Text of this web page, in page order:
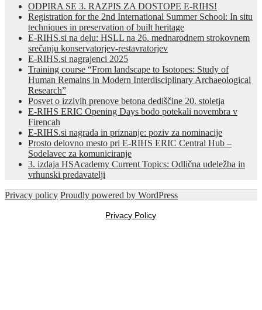
ODPIRA SE 3. RAZPIS ZA DOSTOPE E-RIHS!
Registration for the 2nd International Summer School: In situ
techniques in preservation of built heritage
E-RIHS.si na delu: HSLL na 26. mednarodnem strokovnem
srečanju konservatorjev-restavratorjev
E-RIHS.si nagrajenci 2025
Training course “From landscape to Isotopes: Study of
Human Remains in Modern Interdisciplinary Archaeological
Research”
Posvet o izzivih prenove betona dediščine 20. stoletja
E-RIHS ERIC Opening Days bodo potekali novembra v
Firencah
E-RIHS.si nagrada in priznanje: poziv za nominacije
Prosto delovno mesto pri E-RIHS ERIC Central Hub –
Sodelavec za komuniciranje
3. izdaja HSAcademy Current Topics: Odlična udeležba in
vrhunski predavatelji
Privacy policy Proudly powered by WordPress
Privacy Policy